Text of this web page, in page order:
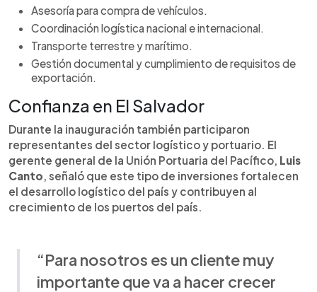
Asesoría para compra de vehículos.
Coordinación logística nacional e internacional.
Transporte terrestre y marítimo.
Gestión documental y cumplimiento de requisitos de
exportación.
Confianza en El Salvador
Durante la inauguración también participaron
representantes del sector logístico y portuario. El
gerente general de la Unión Portuaria del Pacífico, Luis
Canto, señaló que este tipo de inversiones fortalecen
el desarrollo logístico del país y contribuyen al
crecimiento de los puertos del país.
“Para nosotros es un cliente muy
importante que va a hacer crecer